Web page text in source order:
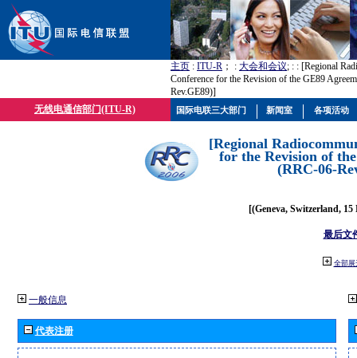
主页 : ITU-R ； : 大会和会议; : : [Regional
Conference for the Revision of the GE89
Rev.GE89)]
无线电通信部门(ITU-R)
[Regional
for the Revision of
(RRC-06-
[(Geneva, Switzerland, 15
最后文
全部展
一般信息
代表注册
国际电联三大部门 新闻室 各项活动